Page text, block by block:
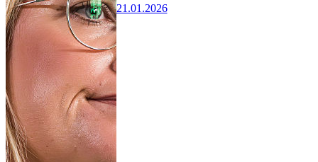
21.01.2026